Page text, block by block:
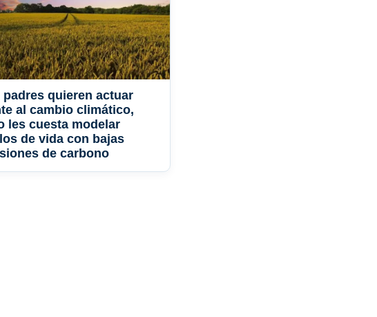
padres quieren actuar
al cambio climático,
les cuesta modelar
de vida con bajas
de carbono